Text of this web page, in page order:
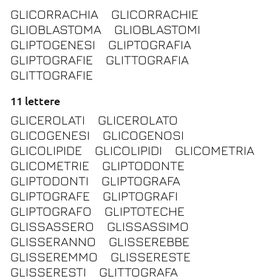
GLICORRACHIA
GLICORRACHIE
GLIOBLASTOMA
GLIOBLASTOMI
GLIPTOGENESI
GLIPTOGRAFIA
GLIPTOGRAFIE
GLITTOGRAFIA
GLITTOGRAFIE
11 lettere
GLICEROLATI
GLICEROLATO
GLICOGENESI
GLICOGENOSI
GLICOLIPIDE
GLICOLIPIDI
GLICOMETRIA
GLICOMETRIE
GLIPTODONTE
GLIPTODONTI
GLIPTOGRAFA
GLIPTOGRAFE
GLIPTOGRAFI
GLIPTOGRAFO
GLIPTOTECHE
GLISSASSERO
GLISSASSIMO
GLISSERANNO
GLISSEREBBE
GLISSEREMMO
GLISSERESTE
GLISSERESTI
GLITTOGRAFA